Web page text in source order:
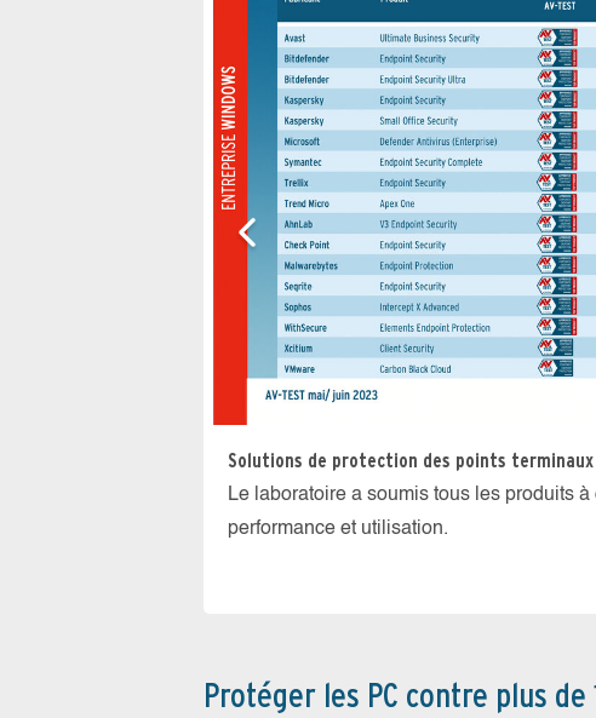
Solutions de protection des points
Le laboratoire a soumis tous les produits
performance et utilisation.
Protéger les PC contre plus